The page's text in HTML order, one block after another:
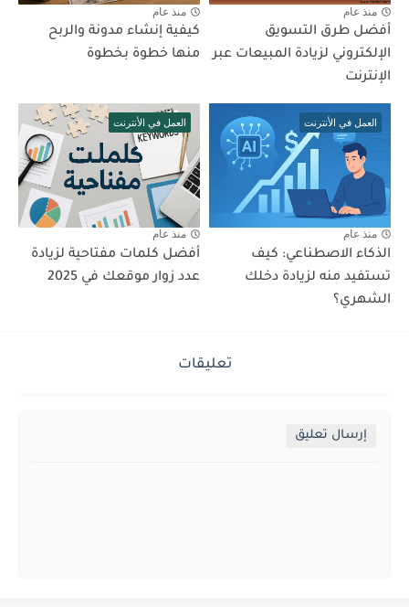
منذ عام
أفضل طرق التسويق
الإلكتروني لزيادة المبيعات عبر
الإنترنت
منذ عام
كيفية إنشاء مدونة والربح
منها خطوة بخطوة
العمل في الأنترنت
منذ عام
الذكاء الاصطناعي: كيف
تستفيد منه لزيادة دخلك
الشهري؟
العمل في الأنترنت
منذ عام
أفضل كلمات مفتاحية لزيادة
عدد زوار موقعك في 2025
تعليقات
إرسال تعليق